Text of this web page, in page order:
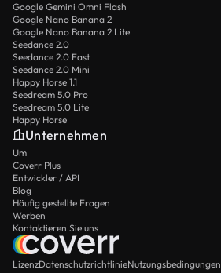
Google Gemini Omni Flash
Google Nano Banana 2
Google Nano Banana 2 Lite
Seedance 2.0
Seedance 2.0 Fast
Seedance 2.0 Mini
Happy Horse 1.1
Seedream 5.0 Pro
Seedream 5.0 Lite
Happy Horse
Unternehmen
Um
Coverr Plus
Entwickler / API
Blog
Häufig gestellte Fragen
Werben
Kontaktieren Sie uns
LizenzDatenschutzrichtlinieNutzungsbedingungen